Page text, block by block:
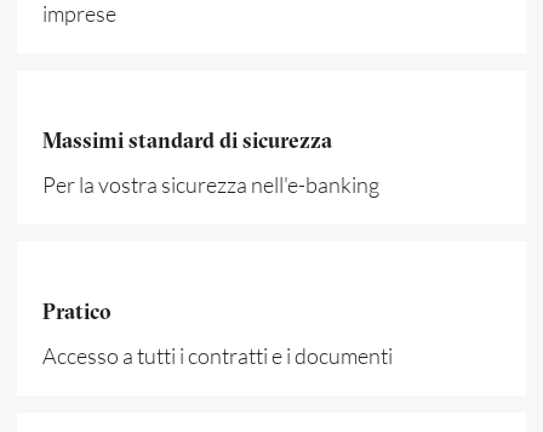
imprese
Massimi standard di sicurezza
Per la vostra sicurezza nell'e-banking
Pratico
Accesso a tutti i contratti e i documenti